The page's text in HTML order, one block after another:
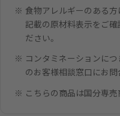
食物アレルギーのある方
記載の原材料表示をご確
ださい。
コンタミネーションにつ
のお客様相談窓口にお問
こちらの商品は国分専売